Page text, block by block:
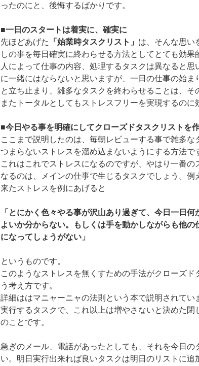
ったのにと、後悔するばかりです。
■一日のスタートは着実に、確実に
先ほどあげた
「始業時タスクリスト」 は、そんな思い
しの事を毎日確実に終わらせる方法としてとても効果
人によって仕事の内容、処理するタスクは異なると思
に一緒にはならないと思いますが、一日の仕事の始ま
と立ち止まり、雑多なタスクを終わらせることは、そ
またトータルとしてもストレスフリーを実現するのに
■今日やる事を明確にしてクローズドタスクリストを
ここまで説明したのは、毎朝レビューする事で雑多な
つまらないストレスを溜め込まないようにする方法で
これはこれでストレスになるのですが、やはり一番の
なるのは、メインの仕事で生じるタスクでしょう。例
来たストレスを例にあげると
「とにかく色々やる事が沢山あり過ぎて、今日一日何
よいか分からない。もしくは手を動かしながらも他の
になってしょうがない」
というものです。
このようなストレスを無くすための手法がクローズド
う考え方です。
詳細ははマニャーニャの法則という本で説明されてい
実行するタスクで、これ以上は増やさないと決めた閉
のことです。
急ぎのメール、電話があったとしても、それを今日の
い。明日実行出来れば良いタスクは明日のリストに追